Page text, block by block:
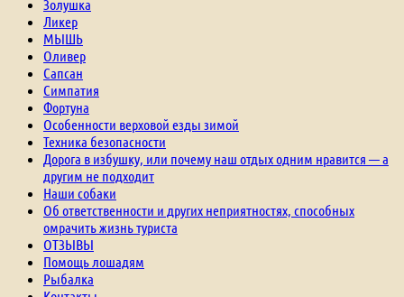
Золушка
Ликер
МЫШЬ
Оливер
Сапсан
Симпатия
Фортуна
Особенности верховой езды зимой
Техника безопасности
Дорога в избушку, или почему наш отдых одним нравится — а
другим не подходит
Наши собаки
Об ответственности и других неприятностях, способных
омрачить жизнь туриста
ОТЗЫВЫ
Помощь лошадям
Рыбалка